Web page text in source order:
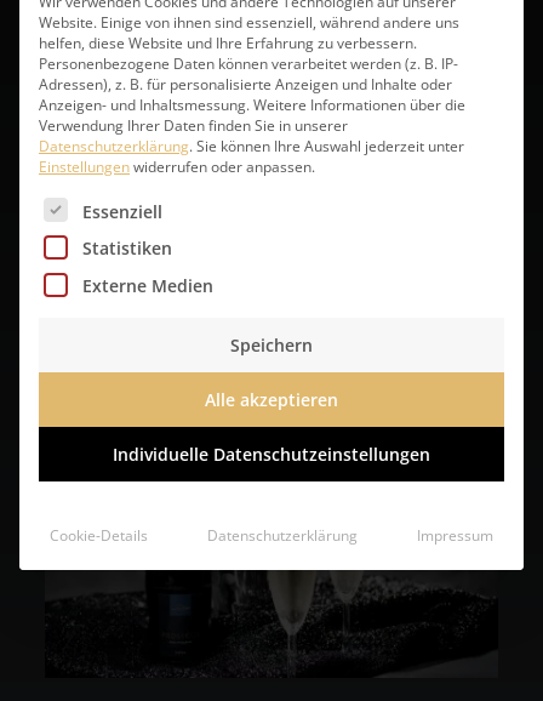
online bestellen
Website. Einige von ihnen sind essenziell, während andere uns
helfen, diese Website und Ihre Erfahrung zu verbessern.
Personenbezogene Daten können verarbeitet werden (z. B. IP-
Adressen), z. B. für personalisierte Anzeigen und Inhalte oder
Anzeigen- und Inhaltsmessung.Weitere Informationen über die
Verwendung Ihrer Daten finden Sie in unserer
Datenschutzerklärung.Sie können Ihre Auswahl jederzeit unter
Einstellungenwiderrufen oder anpassen.
Es folgt eine Liste der Service-Gruppen, für die eine
Essenziell
Statistiken
Externe Medien
Speichern
Alle akzeptieren
Individuelle Datenschutzeinstellungen
Cookie-Details Datenschutzerklärung Impressum